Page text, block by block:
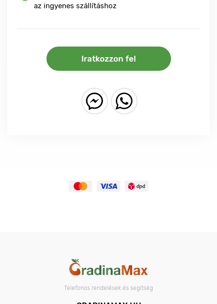
az ingyenes szállításhoz
Iratkozzon fel
Telefonos rendelések és segítség